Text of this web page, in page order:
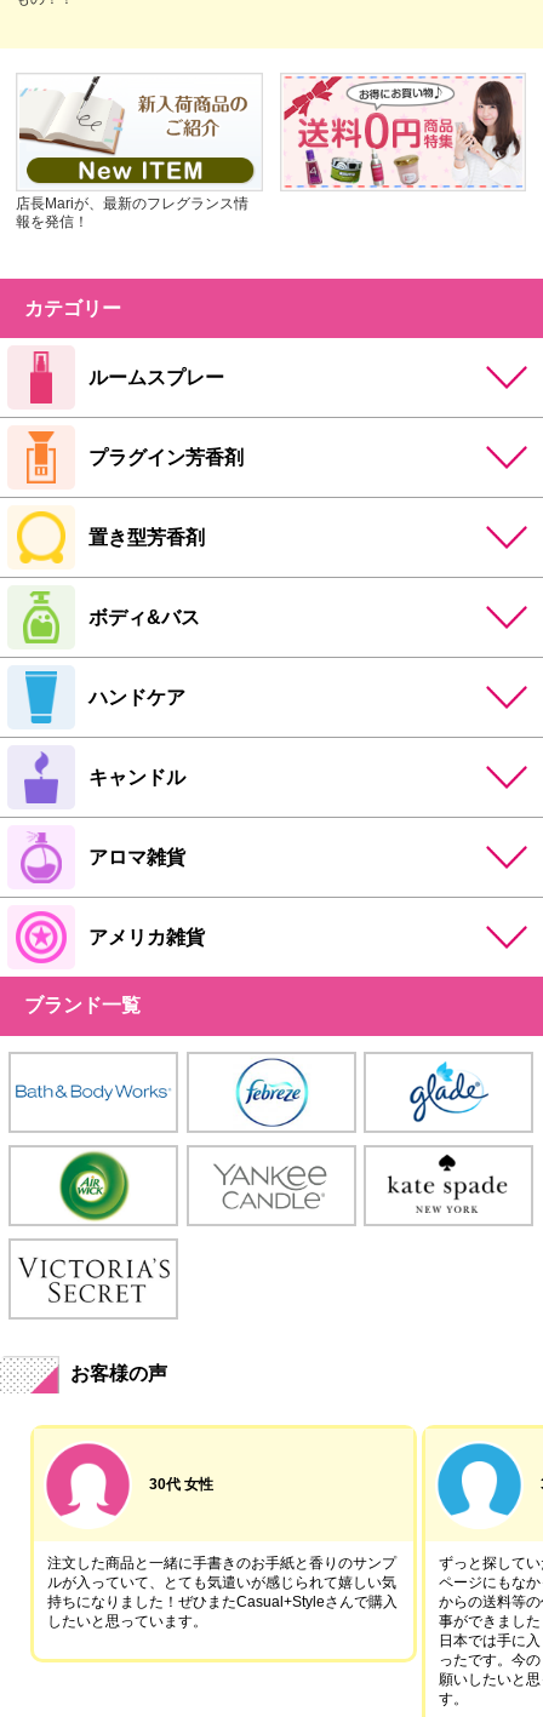
店長Mariが、最新のフレグランス情
報を発信！
カテゴリー
ルームスプレー
プラグイン芳香剤
置き型芳香剤
ボディ&バス
ハンドケア
キャンドル
アロマ雑貨
アメリカ雑貨
ブランド一覧
お客様の声
30代 女性
注文した商品と一緒に手書きのお手紙と香りのサンプ
ルが入っていて、とても気遣いが感じられて嬉しい気
持ちになりました！ぜひまたCasual+Styleさんで購入
したいと思っています。
ずっと探して
ページにもな
からの送料等
事ができました
日本では手に
ったです。今
願いしたいと
す。